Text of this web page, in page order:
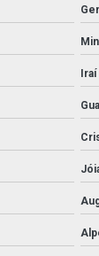
Iraí